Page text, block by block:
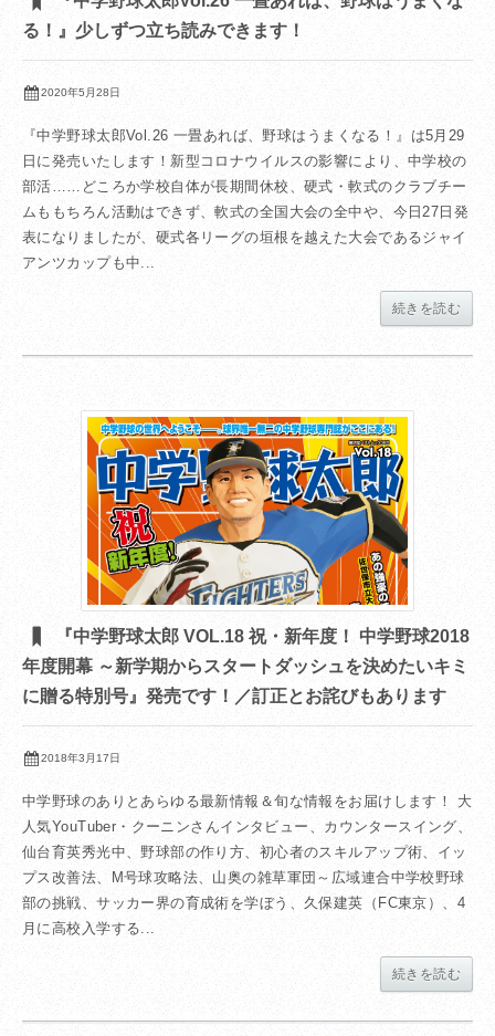
る！』少しずつ立ち読みできます！
2020年5月28日
『中学野球太郎Vol.26 一畳あれば、野球はうまくなる！』は5月29
日に発売いたします！新型コロナウイルスの影響により、中学校の
部活……どころか学校自体が長期間休校、硬式・軟式のクラブチー
ムももちろん活動はできず、軟式の全国大会の全中や、今日27日発
表になりましたが、硬式各リーグの垣根を越えた大会であるジャイ
アンツカップも中...
続きを読む
『中学野球太郎 VOL.18 祝・新年度！ 中学野球2018
年度開幕 ～新学期からスタートダッシュを決めたいキミ
に贈る特別号』発売です！／訂正とお詫びもあります
2018年3月17日
中学野球のありとあらゆる最新情報＆旬な情報をお届けします！ 大
人気YouTuber・クーニンさんインタビュー、カウンタースイング、
仙台育英秀光中、野球部の作り方、初心者のスキルアップ術、イッ
プス改善法、M号球攻略法、山奥の雑草軍団～広域連合中学校野球
部の挑戦、サッカー界の育成術を学ぼう、久保建英（FC東京）、4
月に高校入学する...
続きを読む